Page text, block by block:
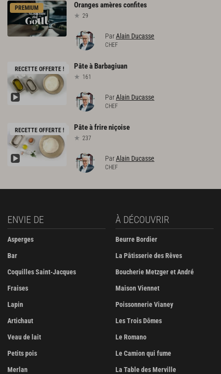
PREMIUM Orangesamèresconfites
29
ParAlain Ducasse
CHEF
RECETTE OFFERTE ! Pâteà Barbagiuan
161
ParAlain Ducasse
CHEF
RECETTE OFFERTE ! Pâteàfrireniçoise
237
ParAlain Ducasse
CHEF
ENVIE DE
Asperges
Bar
Coquilles Saint-Jacques
Fraises
Lapin
Artichaut
Veau de lait
Petits pois
Merlan
À DÉCOUVRIR
Beurre Bordier
La Pâtisserie des Rêves
Boucherie Metzger et André
Maison Viennet
Poissonnerie Vianey
Les Trois Dômes
Le Romano
Le Camion qui fume
La Table des Merville